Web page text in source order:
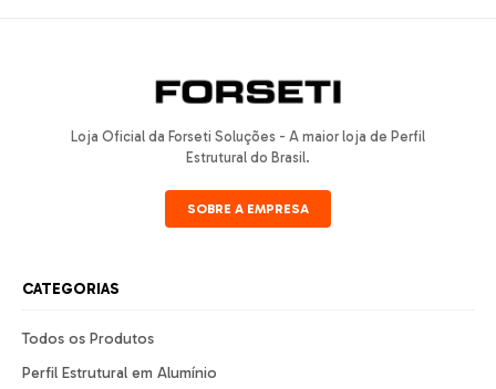
Loja Oficial da Forseti Soluções - A maior loja de Perfil
Estrutural do Brasil.
SOBRE A EMPRESA
CATEGORIAS
Todos os Produtos
Perfil Estrutural em Alumínio